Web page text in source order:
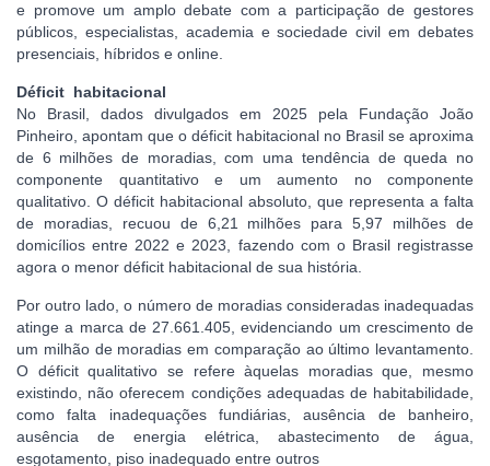
e promove um amplo debate com a participação de gestores
públicos, especialistas, academia e sociedade civil em debates
presenciais, híbridos e online.
Déficit habitacional
No Brasil, dados divulgados em 2025 pela Fundação João
Pinheiro, apontam que o déficit habitacional no Brasil se aproxima
de 6 milhões de moradias, com uma tendência de queda no
componente quantitativo e um aumento no componente
qualitativo. O déficit habitacional absoluto, que representa a falta
de moradias, recuou de 6,21 milhões para 5,97 milhões de
domicílios entre 2022 e 2023, fazendo com o Brasil registrasse
agora o menor déficit habitacional de sua história.
Por outro lado, o número de moradias consideradas inadequadas
atinge a marca de 27.661.405, evidenciando um crescimento de
um milhão de moradias em comparação ao último levantamento.
O déficit qualitativo se refere àquelas moradias que, mesmo
existindo, não oferecem condições adequadas de habitabilidade,
como falta inadequações fundiárias, ausência de banheiro,
ausência de energia elétrica, abastecimento de água,
esgotamento, piso inadequado entre outros